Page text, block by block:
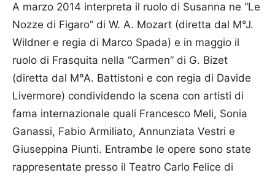
A marzo 2014 interpreta il ruolo di Susanna ne “Le
Nozze di Figaro” di W. A. Mozart (diretta dal M°J.
Wildner e regia di Marco Spada) e in maggio il
ruolo di Frasquita nella “Carmen” di G. Bizet
(diretta dal M°A. Battistoni e con regia di Davide
Livermore) condividendo la scena con artisti di
fama internazionale quali Francesco Meli, Sonia
Ganassi, Fabio Armiliato, Annunziata Vestri e
Giuseppina Piunti. Entrambe le opere sono state
rappresentate presso il Teatro Carlo Felice di